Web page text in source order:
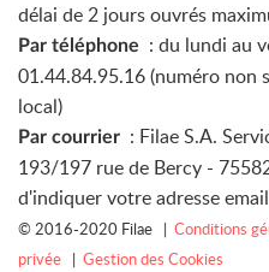
délai de 2 jours ouvrés
Par téléphone : du lundi au
01.44.84.95.16 (numéro non
local)
Par courrier : Filae S.A.
193/197 rue de Bercy -
d'indiquer votre adresse
© 2016-2020 Filae | Conditions
privée | Gestion des Cookies